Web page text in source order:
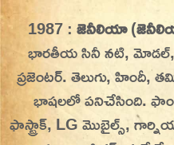
Skip
content
On This Day
Today in History |
History | Today in
Today in India |
eroju |
1987 :జెనీలియా(
భారతీయ సినీ నటి, మోడల్,
ప్రజెంటర్.తెలుగు, హిందీ,
భాషలలో పనిచేసింది.
ఫాస్ట్రాక్, LG మొబైల్స్,